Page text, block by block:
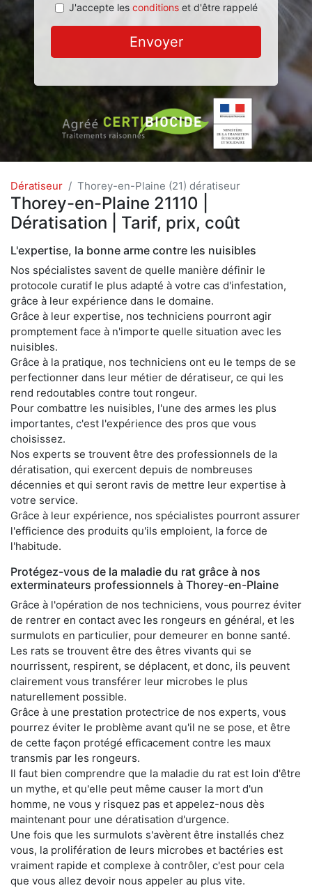
J'accepte les conditionset d'être rappelé
Envoyer
Dératiseur Thorey-en-Plaine (21) dératiseur
Thorey-en-Plaine 21110 |
Dératisation | Tarif, prix, coût
L'expertise, la bonne arme contre les nuisibles
Nos spécialistes savent de quelle manière définir le
protocole curatif le plus adapté à votre cas d'infestation,
grâce à leur expérience dans le domaine.
Grâce à leur expertise, nos techniciens pourront agir
promptement face à n'importe quelle situation avec les
nuisibles.
Grâce à la pratique, nos techniciens ont eu le temps de se
perfectionner dans leur métier de dératiseur, ce qui les
rend redoutables contre tout rongeur.
Pour combattre les nuisibles, l'une des armes les plus
importantes, c'est l'expérience des pros que vous
choisissez.
Nos experts se trouvent être des professionnels de la
dératisation, qui exercent depuis de nombreuses
décennies et qui seront ravis de mettre leur expertise à
votre service.
Grâce à leur expérience, nos spécialistes pourront assurer
l'efficience des produits qu'ils emploient, la force de
l'habitude.
Protégez-vous de la maladie du rat grâce à nos
exterminateurs professionnels à Thorey-en-Plaine
Grâce à l'opération de nos techniciens, vous pourrez éviter
de rentrer en contact avec les rongeurs en général, et les
surmulots en particulier, pour demeurer en bonne santé.
Les rats se trouvent être des êtres vivants qui se
nourrissent, respirent, se déplacent, et donc, ils peuvent
clairement vous transférer leur microbes le plus
naturellement possible.
Grâce à une prestation protectrice de nos experts, vous
pourrez éviter le problème avant qu'il ne se pose, et être
de cette façon protégé efficacement contre les maux
transmis par les rongeurs.
Il faut bien comprendre que la maladie du rat est loin d'être
un mythe, et qu'elle peut même causer la mort d'un
homme, ne vous y risquez pas et appelez-nous dès
maintenant pour une dératisation d'urgence.
Une fois que les surmulots s'avèrent être installés chez
vous, la prolifération de leurs microbes et bactéries est
vraiment rapide et complexe à contrôler, c'est pour cela
que vous allez devoir nous appeler au plus vite.